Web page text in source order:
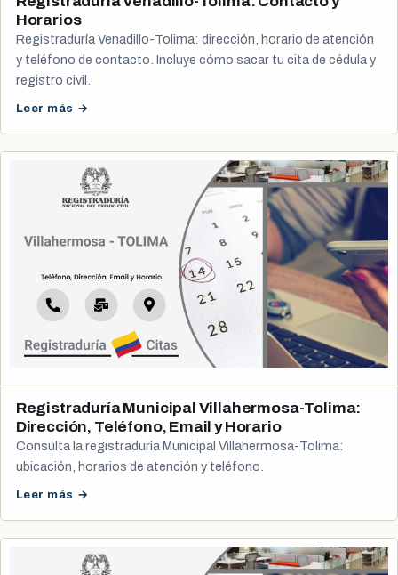
Horarios
Registraduría Venadillo-Tolima: dirección, horario de atención
y teléfono de contacto. Incluye cómo sacar tu cita de cédula y
registro civil.
Leer más →
Registraduría Municipal Villahermosa-Tolima:
Dirección, Teléfono, Email y Horario
Consulta la registraduría Municipal Villahermosa-Tolima:
ubicación, horarios de atención y teléfono.
Leer más →